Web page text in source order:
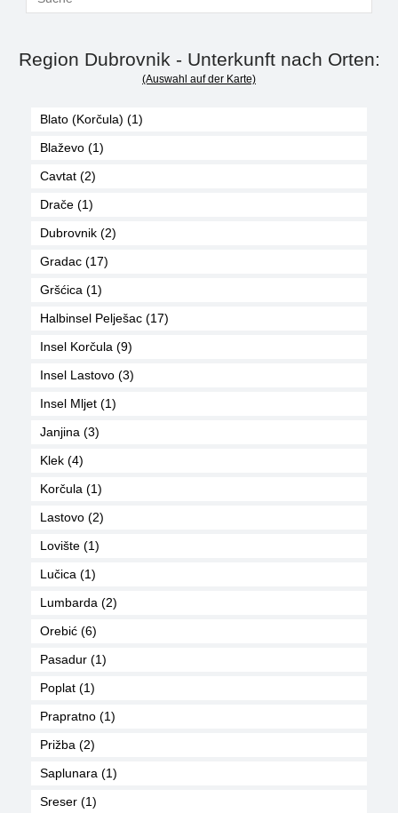
Region Dubrovnik - Unterkunft nach Orten:
(Auswahl auf der Karte)
Blato (Korčula) (1)
Blaževo (1)
Cavtat (2)
Drače (1)
Dubrovnik (2)
Gradac (17)
Gršćica (1)
Halbinsel Pelješac (17)
Insel Korčula (9)
Insel Lastovo (3)
Insel Mljet (1)
Janjina (3)
Klek (4)
Korčula (1)
Lastovo (2)
Lovište (1)
Lučica (1)
Lumbarda (2)
Orebić (6)
Pasadur (1)
Poplat (1)
Prapratno (1)
Prižba (2)
Saplunara (1)
Sreser (1)